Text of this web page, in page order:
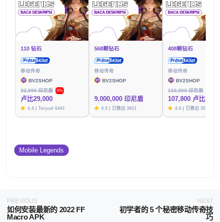
110 钻石
移动传奇
BV2SHOP
32,000 印尼盾
9%
卢比29,000
4.4 | Terjual 6441
568颗钻石
移动传奇
BV2SHOP
9,000,000 印尼盾
4.5 | 已售出 3821
408颗钻石
移动传奇
BV2SHOP
110,000 印尼盾
107,800 卢比
4.6 | 已售出 3576
Mobile Legends
PREVIOUS
如何安装最新的 2022 FF
Macro APK
NEXT
初学者的 5 个秘密移动传奇技
巧